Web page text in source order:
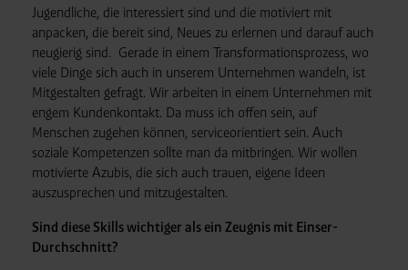
Empfänger und Datenübermittlung:Ihre Daten können
an unsere Auftragsverarbeiter (z. B. für Webanalyse,
Hosting, Consent-Management) sowie an Partner in
Drittländern übermittelt werden. Wenn eine Übermittlung
in ein Land ohne angemessenes Datenschutzniveau
erfolgt, stellen wir geeignete Garantien gemäß Art. 46
DSGVO sicher (z. B. EU-Standardvertragsklauseln).
unterschiedlich lange gespeichert. Die maximale
Speicherdauer beträgt 400 Tage, sofern nicht gesetzlich
Jugendliche, die interessiert sind und die motiviert mit
anpacken, die bereit sind, Neues zu erlernen und darauf auch
neugierig sind. Gerade in einem Transformationsprozess, wo
viele Dinge sich auch in unserem Unternehmen wandeln, ist
Mitgestalten gefragt. Wir arbeiten in einem Unternehmen mit
engem Kundenkontakt. Da muss ich offen sein, auf
Menschen zugehen können, serviceorientiert sein. Auch
soziale Kompetenzen sollte man da mitbringen. Wir wollen
motivierte Azubis, die sich auch trauen, eigene Ideen
auszusprechen und mitzugestalten.
Sind diese Skills wichtiger als ein Zeugnis mit Einser-
Durchschnitt?